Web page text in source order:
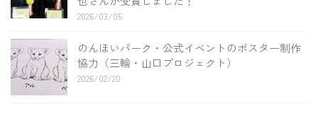
2026/03/05
のんほいパーク・公式イベントのポスター制作
協力（三輪・山口プロジェクト）
2026/02/20